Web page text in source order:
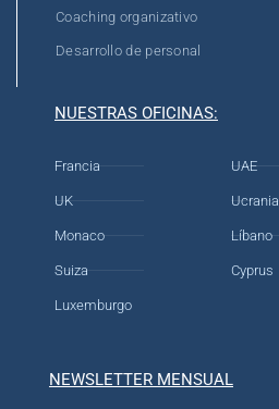
Coaching organizativo
Desarrollo de personal
NUESTRAS OFICINAS:
Francia
UK
Monaco
Suiza
Luxemburgo
UAE
Ucrania
Líbano
Cyprus
NEWSLETTER MENSUAL